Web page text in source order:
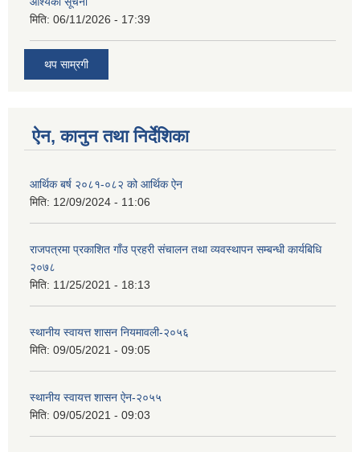
मिति: 06/11/2026 - 17:39
थप साम्रगी
ऐन, कानुन तथा निर्देशिका
आर्थिक बर्ष २०८१-०८२ को आर्थिक ऐन
मिति: 12/09/2024 - 11:06
राजपत्रमा प्रकाशित गाँउ प्रहरी संचालन तथा व्यवस्थापन सम्बन्धी कार्यबिधि
२०७८
मिति: 11/25/2021 - 18:13
स्थानीय स्वायत्त शासन नियमावली-२०५६
मिति: 09/05/2021 - 09:05
स्थानीय स्वायत्त शासन ए‍ेन-२०५५
मिति: 09/05/2021 - 09:03